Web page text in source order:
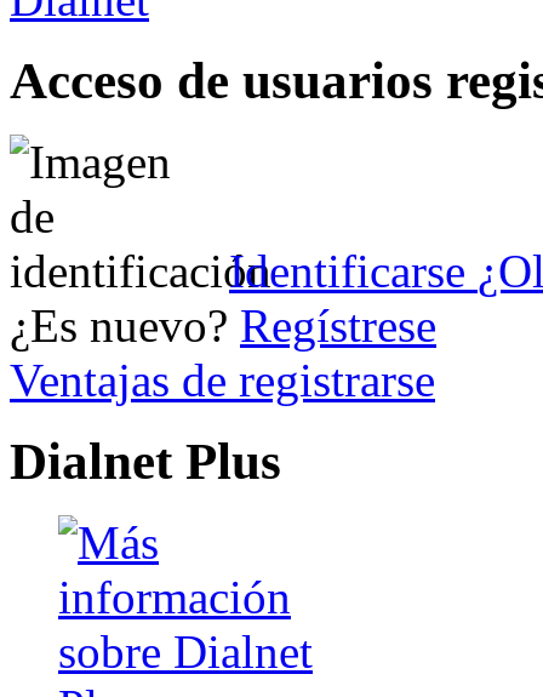
Acceso de usuarios
Identificarse
¿Es nuevo? Regístrese
Ventajas de registrarse
Dialnet Plus